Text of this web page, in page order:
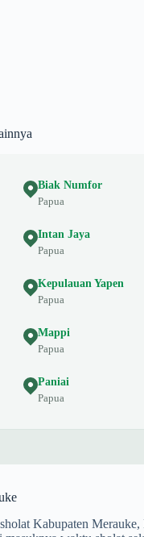
Biak Numfor
Papua
Intan Jaya
Papua
Kepulauan Yapen
Papua
Mappi
Papua
Paniai
Papua
Kabupaten